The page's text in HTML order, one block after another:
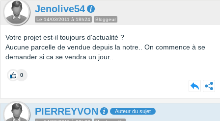
Jenolive54
Le 14/03/2011 à 18h24 Bloggeur
Votre projet est-il toujours d'actualité ?
Aucune parcelle de vendue depuis la notre.. On commence à se
demander si ca se vendra un jour..
0
PIERREYVON Auteur du sujet